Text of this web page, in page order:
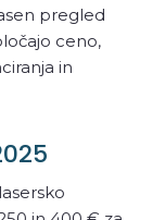
pregled
ceno,
in